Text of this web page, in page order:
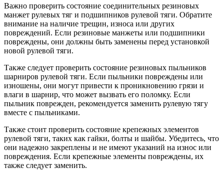
Важно проверить состояние соединительных резиновых
манжет рулевых тяг и подшипников рулевой тяги. Обратите
внимание на наличие трещин, износа или других
повреждений. Если резиновые манжеты или подшипники
повреждены, они должны быть заменены перед установкой
новой рулевой тяги.
Также следует проверить состояние резиновых пыльников
шарниров рулевой тяги. Если пыльники повреждены или
изношены, они могут привести к проникновению грязи и
влаги в шарнир, что может вызвать его поломку. Если
пыльник поврежден, рекомендуется заменить рулевую тягу
вместе с пыльниками.
Также стоит проверить состояние крепежных элементов
рулевой тяги, таких как гайки, болты и шайбы. Убедитесь, что
они надежно закреплены и не имеют указаний на износ или
повреждения. Если крепежные элементы повреждены, их
также следует заменить.